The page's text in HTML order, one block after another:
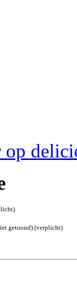
op
getoond) (verplicht)